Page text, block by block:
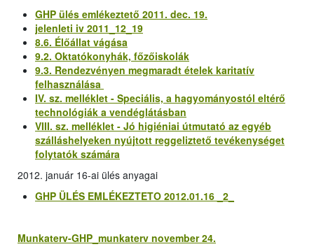
GHP ülés emlékeztető 2011. dec. 19.
jelenleti iv 2011_12_19
8.6. Élőállat vágása
9.2. Oktatókonyhák, főzőiskolák
9.3. Rendezvényen megmaradt ételek karitatív
felhasználása
IV. sz. melléklet - Speciális, a hagyományostól eltérő
technológiák a vendéglátásban
VIII. sz. melléklet - Jó higiéniai útmutató az egyéb
szálláshelyeken nyújtott reggeliztető tevékenységet
folytatók számára
2012. január 16-ai ülés anyagai
GHP ÜLÉS EMLÉKEZTETO 2012.01.16 _2_
Munkaterv-GHP_munkaterv november 24.